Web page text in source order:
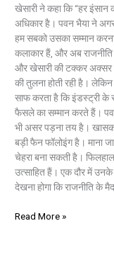
खेसारी ने कहा कि “हर
अधिकार है। पवन भैया ने
हम सबको उसका सम्मान
कलाकार हैं, और अब
और खेसारी की टक्कर अक्सर
की तुलना होती रही है।
साफ करता है कि इंडस्ट्री के
फैसले का सम्मान करते हैं।
भी असर पड़ना तय है।
बड़ी फैन फॉलोइंग है। माना
चेहरा बना सकती है।
उत्साहित हैं। एक दौर में
देखना होगा कि राजनीति के
Read More »